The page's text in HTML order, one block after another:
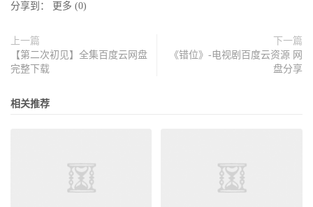
分享到： 更多 (0)
上一篇
【第二次初见】全集百度云网盘
完整下载
下一篇
《错位》-电视剧百度云资源 网
盘分享
相关推荐